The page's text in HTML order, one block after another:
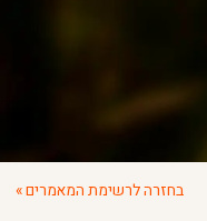
בחזרה לרשימת המאמרים »